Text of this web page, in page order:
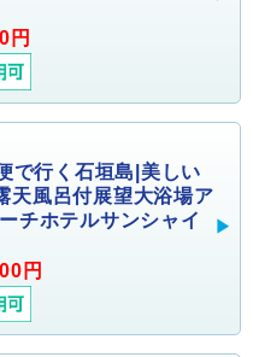
円
で行く石垣島|美しい
天風呂付展望大浴場ア
チホテルサンシャイ
円